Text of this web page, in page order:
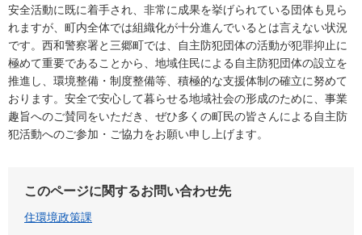
安全活動に既に着手され、非常に成果を挙げられている団体も見ら
れますが、町内全体では組織化が十分進んでいるとは言えない状況
です。西和警察署と三郷町では、自主防犯団体の活動が犯罪抑止に
極めて重要であることから、地域住民による自主防犯団体の設立を
推進し、環境整備・制度整備等、積極的な支援体制の確立に努めて
おります。安全で安心して暮らせる地域社会の形成のために、事業
趣旨へのご賛同をいただき、ぜひ多くの町民の皆さんによる自主防
犯活動へのご参加・ご協力をお願い申し上げます。
このページに関するお問い合わせ先
住環境政策課